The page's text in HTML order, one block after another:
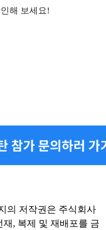
해 보세요!
의 저작권은 주식회사
, 복제 및 재배포를 금